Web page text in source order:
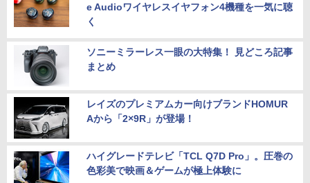
e Audioワイヤレスイヤフォン4機種を一気に聴
く
ソニーミラーレス一眼の大特集！ 見どころ記事
まとめ
レイズのプレミアムカー向けブランドHOMUR
Aから「2×9R」が登場！
ハイグレードテレビ「TCL Q7D Pro」。圧巻の
色彩美で映画＆ゲームが極上体験に